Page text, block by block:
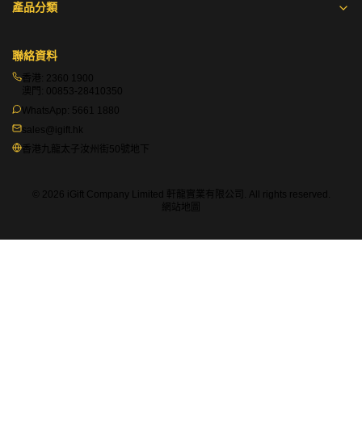
產品分類
聯絡資料
香港: 2360 1900
澳門: 00853-28410350
WhatsApp: 5661 1880
sales@igift.hk
香港九龍太子汝州街50號地下
© 2026 iGift Company Limited 軒龍實業有限公司. All rights reserved.
網站地圖